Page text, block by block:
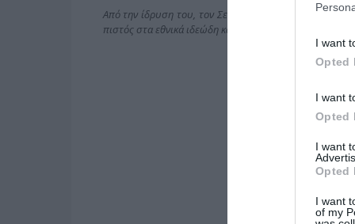
I want
Opted
I want
Opted
I want
Opted
I want
of my
Από την ίδρυση του, τον Σεπτέμβριο του 1942 έως
πιστός στα εθνικά ιδεώδη και στάθηκε με τόλμη